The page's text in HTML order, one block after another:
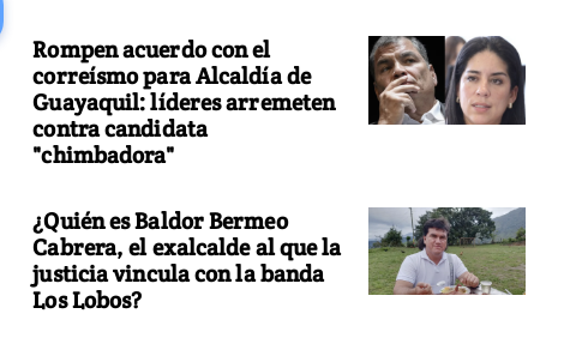
Rompen acuerdo con el
correísmo para Alcaldía de
Guayaquil: líderes arremeten
contra candidata
"chimbadora"
¿Quién es Baldor Bermeo
Cabrera, el exalcalde al que la
justicia vincula con la banda
Los Lobos?